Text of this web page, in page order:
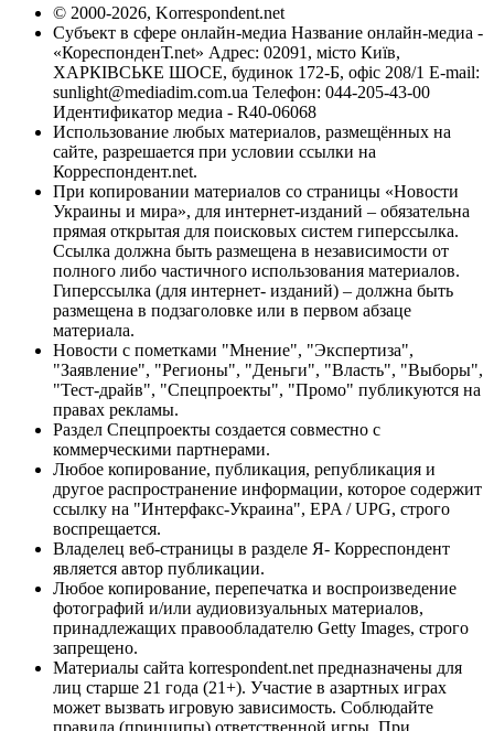
© 2000-2026, Korrespondent.net
Субъект в сфере онлайн-медиа Название онлайн-медиа -
«КореспонденТ.net» Адрес: 02091, місто Київ,
ХАРКІВСЬКЕ ШОСЕ, будинок 172-Б, офіс 208/1 E-mail:
sunlight@mediadim.com.ua Телефон: 044-205-43-00
Идентификатор медиа - R40-06068
Использование любых материалов, размещённых на
сайте, разрешается при условии ссылки на
Корреспондент.net.
При копировании материалов со страницы «Новости
Украины и мира», для интернет-изданий – обязательна
прямая открытая для поисковых систем гиперссылка.
Ссылка должна быть размещена в независимости от
полного либо частичного использования материалов.
Гиперссылка (для интернет- изданий) – должна быть
размещена в подзаголовке или в первом абзаце
материала.
Новости с пометками "Мнение", "Экспертиза",
"Заявление", "Регионы", "Деньги", "Власть", "Выборы",
"Тест-драйв", "Спецпроекты", "Промо" публикуются на
правах рекламы.
Раздел Спецпроекты создается совместно с
коммерческими партнерами.
Любое копирование, публикация, републикация и
другое распространение информации, которое содержит
ссылку на "Интерфакс-Украина", EPA / UPG, строго
воспрещается.
Владелец веб-страницы в разделе Я- Корреспондент
является автор публикации.
Любое копирование, перепечатка и воспроизведение
фотографий и/или аудиовизуальных материалов,
принадлежащих правообладателю Getty Images, строго
запрещено.
Материалы сайта korrespondent.net предназначены для
лиц старше 21 года (21+). Участие в азартных играх
может вызвать игровую зависимость. Соблюдайте
правила (принципы) ответственной игры. При